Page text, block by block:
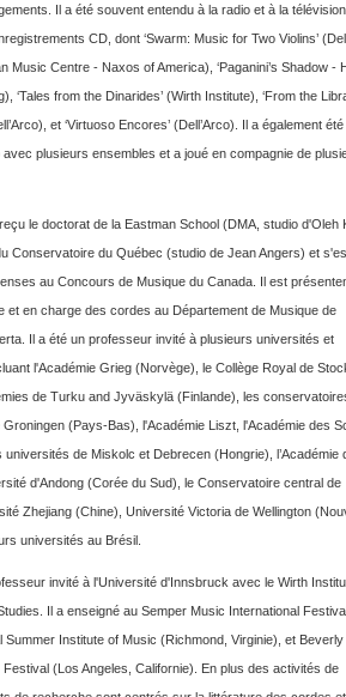
Il a été souvent entendu à la radio et à la
CD, dont ‘Swarm: Music for Two Violins’
Music Centre - Naxos of America), ‘Paganini’s Shadow -
‘Tales from the Dinarides’ (Wirth Institute), ‘From the
et ‘Virtuoso Encores’ (Dell’Arco). Il a également
plusieurs ensembles et a joué en compagnie de
le doctorat de la Eastman School (DMA, studio d'Oleh
Conservatoire du Québec (studio de Jean Angers) et
au Concours de Musique du Canada. Il est
et en charge des cordes au Département de Musique de
Il a été un professeur invité à plusieurs universités et
l'Académie Grieg (Norvège), le Collège Royal de
de Turku and Jyväskylä (Finlande), les
(Pays-Bas), l'Académie Liszt, l'Académie des
universités de Miskolc et Debrecen (Hongrie), l’Académie
d'Andong (Corée du Sud), le Conservatoire central de
Zhejiang (Chine), Université Victoria de Wellington
universités au Brésil.
invité à l'Université d'Innsbruck avec le Wirth
Il a enseigné au Semper Music International
Summer Institute of Music (Richmond, Virginie), et Beverly
Festival (Los Angeles, Californie). En plus des activités de